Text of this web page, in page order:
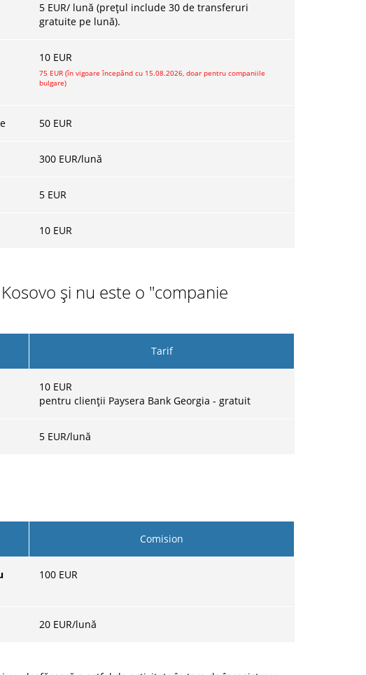
5 EUR/ lună (prețul include 30 de transferuri
gratuite pe lună).
10 EUR
75 EUR (în vigoare începând cu 15.08.2026, doar pentru companiile
bulgare)
50 EUR
300 EUR/lună
5 EUR
10 EUR
și nu este o "companie
Tarif
10 EUR
pentru clienții Paysera Bank Georgia - gratuit
5 EUR/lună
Comision
100 EUR
20 EUR/lună